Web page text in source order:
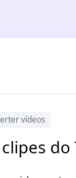
vídeos